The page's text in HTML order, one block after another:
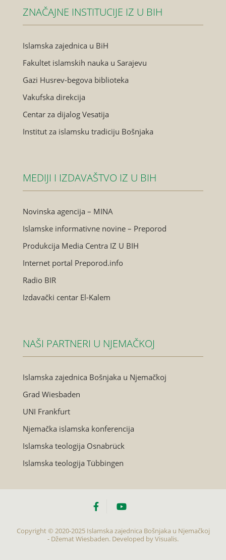
ZNAČAJNE INSTITUCIJE IZ U BIH
Islamska zajednica u BiH
Fakultet islamskih nauka u Sarajevu
Gazi Husrev-begova biblioteka
Vakufska direkcija
Centar za dijalog Vesatija
Institut za islamsku tradiciju Bošnjaka
MEDIJI I IZDAVAŠTVO IZ U BIH
Novinska agencija – MINA
Islamske informativne novine – Preporod
Produkcija Media Centra IZ U BIH
Internet portal Preporod.info
Radio BIR
Izdavački centar El-Kalem
NAŠI PARTNERI U NJEMAČKOJ
Islamska zajednica Bošnjaka u Njemačkoj
Grad Wiesbaden
UNI Frankfurt
Njemačka islamska konferencija
Islamska teologija Osnabrück
Islamska teologija Tübbingen
Copyright © 2020-2025 Islamska zajednica Bošnjaka u Njemačkoj
- Džemat Wiesbaden. Developed byVisualis.